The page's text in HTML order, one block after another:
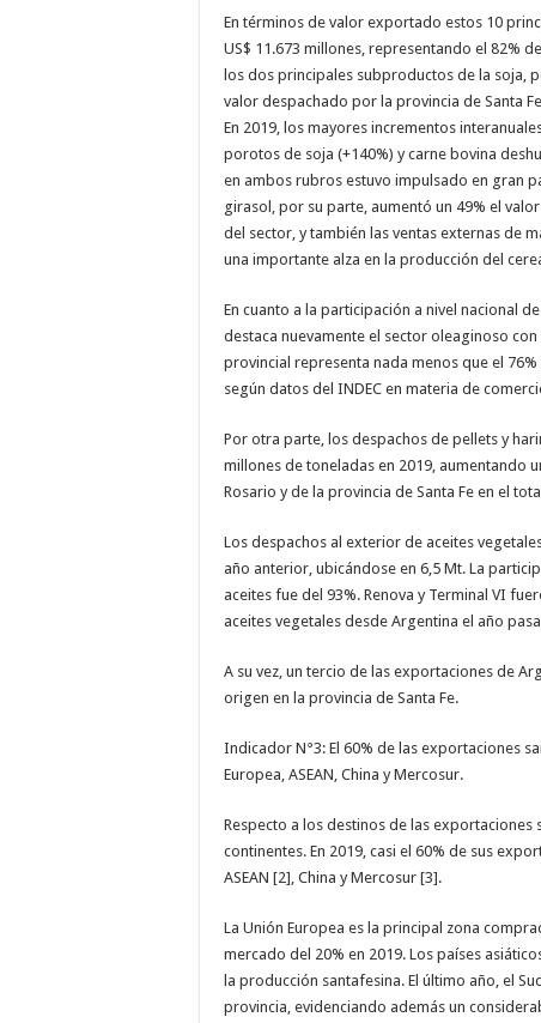
En términos de valor exportado estos 10
US$ 11.673 millones, representando el 82%
los dos principales subproductos de la soja,
valor despachado por la provincia de Santa
En 2019, los mayores incrementos
porotos de soja (+140%) y carne bovina
en ambos rubros estuvo impulsado en gran
girasol, por su parte, aumentó un 49% el
del sector, y también las ventas externas de
una importante alza en la producción del
En cuanto a la participación a nivel nacional
destaca nuevamente el sector oleaginoso
provincial representa nada menos que el
según datos del INDEC en materia de
Por otra parte, los despachos de pellets y
millones de toneladas en 2019, aumentando
Rosario y de la provincia de Santa Fe en el
Los despachos al exterior de aceites
año anterior, ubicándose en 6,5 Mt. La
aceites fue del 93%. Renova y Terminal VI
aceites vegetales desde Argentina el año
A su vez, un tercio de las exportaciones de
origen en la provincia de Santa Fe.
Indicador N°3: El 60% de las exportaciones
Europea, ASEAN, China y Mercosur.
Respecto a los destinos de las
continentes. En 2019, casi el 60% de sus
ASEAN [2], China y Mercosur [3].
La Unión Europea es la principal zona
mercado del 20% en 2019. Los países
la producción santafesina. El último año, el
provincia, evidenciando además un